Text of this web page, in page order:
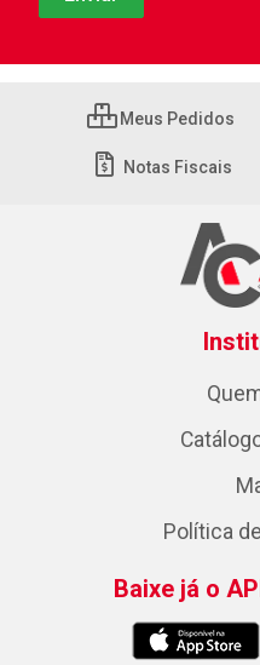
Meus Pedidos
Notas Fiscais
Política
Baixe já o